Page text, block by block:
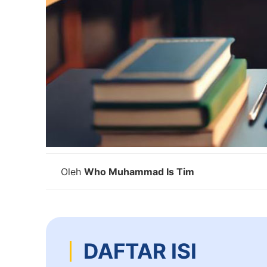
Oleh Who Muhammad Is Tim
DAFTAR ISI